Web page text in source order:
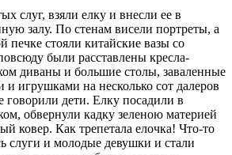
слуг, взяли елку и внесли ее в
залу. По стенам висели портреты, а
печке стояли китайские вазы со
были расставлены кресла-
диваны и большие столы, заваленные
игрушками на несколько сот далеров
говорили дети. Елку посадили в
обвернули кадку зеленою материей
ковер. Как трепетала елочка! Что-то
слуги и молодые девушки и стали